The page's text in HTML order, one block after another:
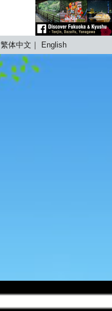
繁体中文 English